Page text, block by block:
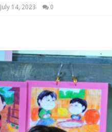
July 14, 2023 0